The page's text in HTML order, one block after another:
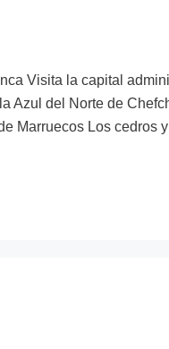
Visita la capital
Azul del Norte de
Marruecos Los cedros